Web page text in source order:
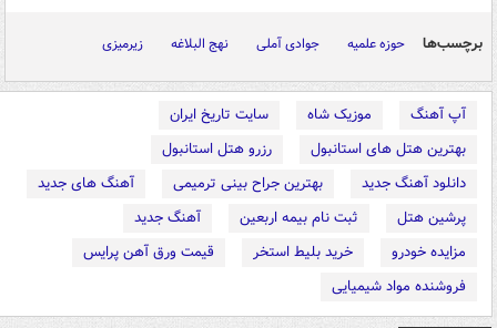
برچسب‌ها حوزه علمیه جوادی آملی نهج البلاغه زیرمیزی
آپ آهنگ موزیک شاه
سایت تاریخ ایران
بهترین هتل های استانبول
رزرو هتل استانبول
دانلود آهنگ جدید
بهترین جراح بینی ترمیمی
آهنگ های جدید
پرشین هتل
ثبت نام بیمه اربعین
آهنگ جدید
مزایده خودرو
خرید بلیط استخر
قیمت ورق آهن پرایس
فروشنده مواد شیمیایی